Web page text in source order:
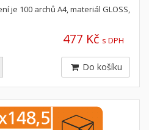
je 100 archů A4, materiál GLOSS,
477 Kč s DPH
Do košíku